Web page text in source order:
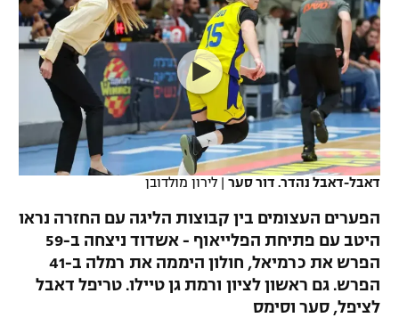
VOD
רץ ברשת
תוצאות
לוח שידורים
ברחבה
נבחרת ישראל
מכבי חיפה
בית"ר ירושלים
מכבי תל אביב
הפועל חיפה
הפועל באר שבע
ליגה ספרדית
ליגה איטלקית
ליגה צרפתית
ליגה הולנדית
ליגה טורקית
ליגה ברזילאית
כדורסל נשים
מכבי תל אביב
הפועל חולון
הפועל ירושלים
דני אבדיה
יורוליג
יורוקאפ
טניס
כדוריד
כדורעף
שחייה
ג'ודו
אגרוף
ספורט אולימפי
דאבל-דאבל נהדר. דור סער | לירון מולדובן
הפערים העצומים בין קבוצות הליגה עם החזרה נראו
היטב עם פתיחת הפלייאוף - אשדוד ניצחה ב-59
הפרש את כרמיאל, חולון היממה את רמלה ב-41
הפרש. גם ראשון לציון ורמת גן טיילו. טריפל דאבל
לציפל, סער וסימס